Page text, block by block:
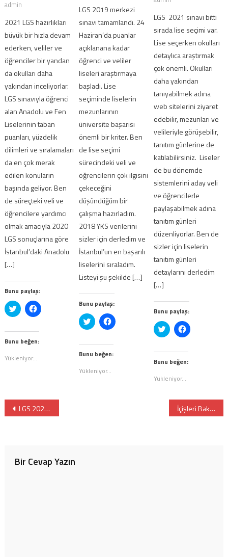
admin
2021 LGS hazırlıkları
büyük bir hızla devam
ederken, veliler ve
öğrenciler bir yandan
da okulları daha
yakından inceliyorlar.
LGS sınavıyla öğrenci
alan Anadolu ve Fen
Liselerinin taban
puanları, yüzdelik
dilimleri ve sıralamaları
da en çok merak
edilen konuların
başında geliyor. Ben
de süreçteki veli ve
öğrencilere yardımcı
olmak amacıyla 2020
LGS sonuçlarına göre
İstanbul’daki Anadolu
[…]
Bunu paylaş:
Twitter
üzerinde
tıklayın
(Yeni
pencerede
Facebook'ta
paylaşmak
(Yeni
pencerede
Bunu beğen:
Yükleniyor...
LGS 2019 merkezi
sınavı tamamlandı. 24
Haziran’da puanlar
açıklanana kadar
öğrenci ve veliler
liseleri araştırmaya
başladı. Lise
seçiminde liselerin
mezunlarının
üniversite başarısı
önemli bir kriter. Ben
de lise seçimi
sürecindeki veli ve
öğrencilerin çok ilgisini
çekeceğini
düşündüğüm bir
çalışma hazırladım.
2018 YKS verilerini
sizler için derledim ve
İstanbul’un en başarılı
liselerini sıraladım.
Listeyi şu şekilde […]
Bunu paylaş:
Twitter
üzerinde
tıklayın
(Yeni
pencerede
Facebook'ta
paylaşmak
(Yeni
pencerede
Bunu beğen:
Yükleniyor...
LGS 2021 sınavı bitti
sırada lise seçimi var.
Lise seçerken okulları
detaylıca araştırmak
çok önemli. Okulları
daha yakından
tanıyabilmek adına
web sitelerini ziyaret
edebilir, mezunları ve
velileriyle görüşebilir,
tanıtım günlerine de
katılabilirsiniz. Liseler
de bu dönemde
sistemlerini aday veli
ve öğrencilerle
paylaşabilmek adına
tanıtım günleri
düzenliyorlar. Ben de
sizler için liselerin
tanıtım günleri
detaylarını derledim
[…]
Bunu paylaş:
Twitter
üzerinde
tıklayın
(Yeni
pencerede
Facebook'ta
paylaşmak
(Yeni
pencerede
Bunu beğen:
Yükleniyor...
Yazı
LGS 2021 Nasıl Uygulanacak? İçişleri Bakanlığı LGS Genelgesi
Bir Cevap Yazın